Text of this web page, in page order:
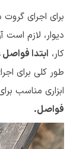
برای اجرای
دیوار، لازم
کار، ابتدا
طور کلی برای
ابزاری مناسب
فواصل.